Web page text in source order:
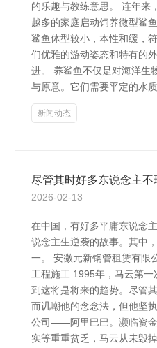
的乐趣与教练意思。 连年来
越多的家庭启动饲养微型鲨
鲨鱼体型较小，本性和缓，
们优雅的游动姿态和特有的
进。 养鲨鱼不仅是对海洋生
与原意。它们需要平定的水
新闻动态
尽管其时好多东说念主
2026-02-13
在中国，有好多平庸东说念
说念主生逆袭的故事。其中
一。 安徽元新钢管租赁有限
工程施工 1995年，马云第
到这将是将来的趋势。尽管
而讥嘲他的念念法，但他坚
公司——阿里巴巴。濒临资
实等重重贫乏，马云从未毁